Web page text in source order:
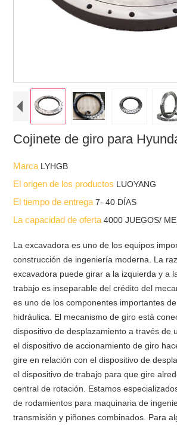
Cojinete de giro para
Marca LYHGB
El origen de los productos LUOYANG
El tiempo de entrega7- 40 DÍAS
La capacidad de oferta4000 JUEGOS/
La excavadora es uno de los equipos
construcción de ingeniería moderna. La
excavadora puede girar a la izquierda y a
trabajo es inseparable del crédito del
es uno de los componentes importantes
hidráulica. El mecanismo de giro está
dispositivo de desplazamiento a través de
el dispositivo de accionamiento de giro
gire en relación con el dispositivo de
el dispositivo de trabajo para que gire
central de rotación. Estamos
de rodamientos para maquinaria de
transmisión y piñones combinados. Para